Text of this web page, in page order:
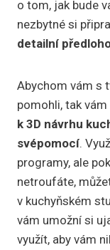
o tom, jak bude
nezbytné si
detailní
Abychom vám s
pomohli, tak
k 3D návrhu
svépomocí.
programy, ale
netroufáte,
v kuchyňském
vám umožní si
využít, aby vám